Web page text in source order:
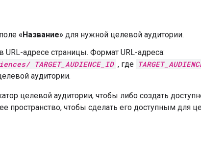
«Название» для нужной целевой аудитории.
URL-адресе страницы. Формат URL-адреса:
TARGET_AUDIENCE_ID , где
аудитории.
целевой аудитории, чтобы либо создать
пространство, чтобы сделать его доступным для